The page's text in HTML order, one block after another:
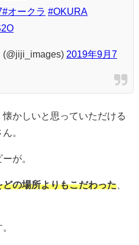
#オークラ #OKURA
2019年9月7
懐かしいと思っていただける
。
が。
の場所よりもこだわった